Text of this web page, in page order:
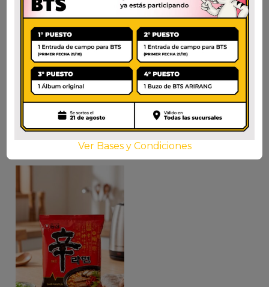
NONGSHIM FRESH
UDON
10.200
AÑADIR AL CARRITO
NEOGURI SUAVE
$ 3.000
AÑADIR AL CARRITO
Ver Bases y Condiciones